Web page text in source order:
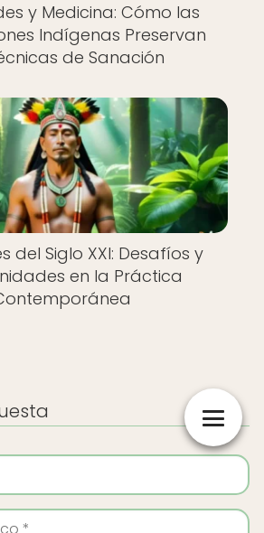
y Medicina: Cómo las
Indígenas Preservan
de Sanación
del Siglo XXI: Desafíos y
en la Práctica